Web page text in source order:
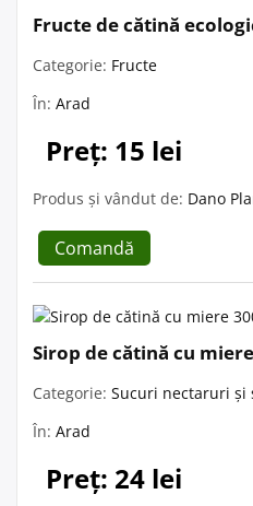
Fructe de cătină
Categorie: Fructe
În: Arad
Preț: 15 lei
Produs și vândut de: Dano
Comandă
Sirop de cătină cu
Categorie: Sucuri nectaruri și
În: Arad
Preț: 24 lei